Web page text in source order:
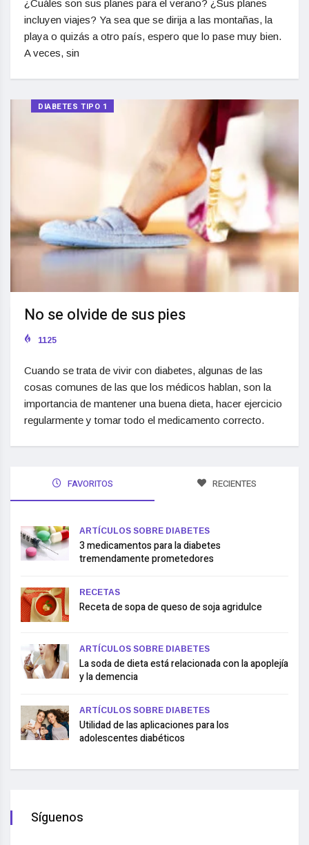
¿Cuáles son sus planes para el verano? ¿Sus planes
incluyen viajes? Ya sea que se dirija a las montañas, la
playa o quizás a otro país, espero que lo pase muy bien.
A veces, sin
DIABETES TIPO 1
No se olvide de sus pies
1125
Cuando se trata de vivir con diabetes, algunas de las
cosas comunes de las que los médicos hablan, son la
importancia de mantener una buena dieta, hacer ejercicio
regularmente y tomar todo el medicamento correcto.
FAVORITOS RECIENTES
ARTÍCULOS SOBRE DIABETES
3 medicamentos para la diabetes
tremendamente prometedores
RECETAS
Receta de sopa de queso de soja agridulce
ARTÍCULOS SOBRE DIABETES
La soda de dieta está relacionada con la apoplejía
y la demencia
ARTÍCULOS SOBRE DIABETES
Utilidad de las aplicaciones para los
adolescentes diabéticos
Síguenos